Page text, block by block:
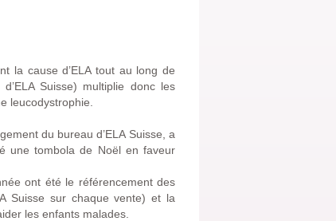
la cause d’ELA tout au long de
Suisse) multiplie donc les
leucodystrophie.
du bureau d’ELA Suisse, a
une tombola de Noël en faveur
ont été le référencement des
Suisse sur chaque vente) et la
les enfants malades.